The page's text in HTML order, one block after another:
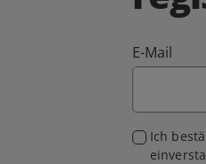
E-Mail
Ich